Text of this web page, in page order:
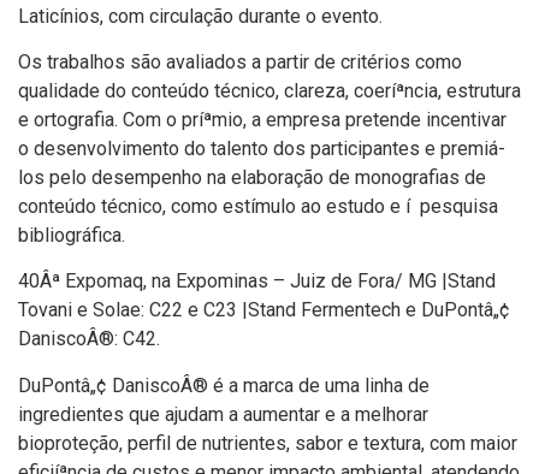
Laticí­nios, com circulação durante o evento.
Os trabalhos são avaliados a partir de critérios como
qualidade do conteúdo técnico, clareza, coeríªncia, estrutura
e ortografia. Com o príªmio, a empresa pretende incentivar
o desenvolvimento do talento dos participantes e premiá-
los pelo desempenho na elaboração de monografias de
conteúdo técnico, como estí­mulo ao estudo e í pesquisa
bibliográfica.
40Âª Expomaq, na Expominas – Juiz de Fora/ MG |Stand
Tovani e Solae: C22 e C23 |Stand Fermentech e DuPontâ„¢
DaniscoÂ®: C42.
DuPontâ„¢ DaniscoÂ® é a marca de uma linha de
ingredientes que ajudam a aumentar e a melhorar
bioproteção, perfil de nutrientes, sabor e textura, com maior